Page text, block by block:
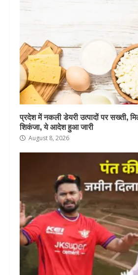
प्रदेश में नकली डेयरी उत्पादों पर सख्ती,
शिकंजा, ये आदेश हुआ जारी
August 8, 2026